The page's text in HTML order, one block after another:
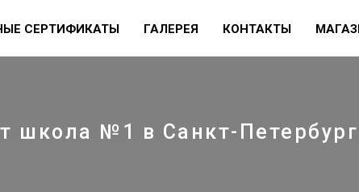
УСЛУГИ КЭМПЫ ЦЕНЫ КОНТАКТЫ
СЕРТИФИКАТЫ ГАЛЕРЕЯ КОНТАКТЫ
школа №1 в Санкт-